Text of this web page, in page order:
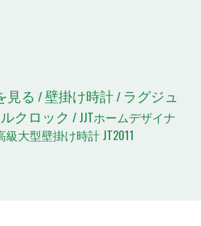
見る / 壁掛け時計/ ラグジュ
クロック / JJTホームデザイナ
級大型壁掛け時計 JT2011